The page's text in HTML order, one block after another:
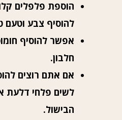
הוספת פלפלים קלויים
להוסיף צבע וטעם טרי.
אפשר להוסיף חומוס
חלבון.
אם אתם רוצים להוסיף
לשים פלחי דלעת או
הבישול.